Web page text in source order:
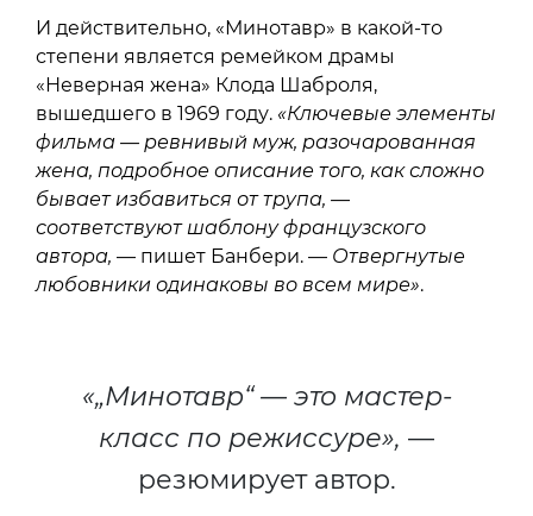
И действительно, «Минотавр» в какой-то
степени является ремейком драмы
«Неверная жена» Клода Шаброля,
вышедшего в 1969 году. «Ключевые элементы
фильма — ревнивый муж, разочарованная
жена, подробное описание того, как сложно
бывает избавиться от трупа, —
соответствуют шаблону французского
автора, — пишет Банбери. — Отвергнутые
любовники одинаковы во всем мире».
«„Минотавр“ — это мастер-
класс по режиссуре», —
резюмирует автор.